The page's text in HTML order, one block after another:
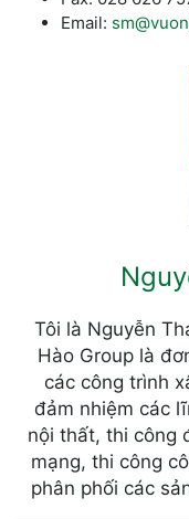
Email:
Tôi là Nguyễn
Hào Group là
các công trình
đảm nhiệm các
nội thất, thi công
mạng, thi công
phân phối các